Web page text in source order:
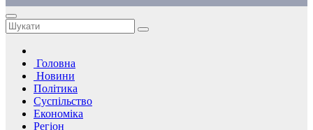
Головна
Новини
Політика
Суспільство
Економіка
Регіон